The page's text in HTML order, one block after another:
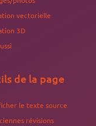
sur l'animation
un cas
des
réel."
vectorielle
3D
de la page
le texte source
révisions